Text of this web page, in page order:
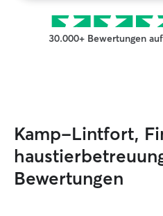
30.000+ Bewertungen auf
Kamp-Lintfort,
Bewertungen